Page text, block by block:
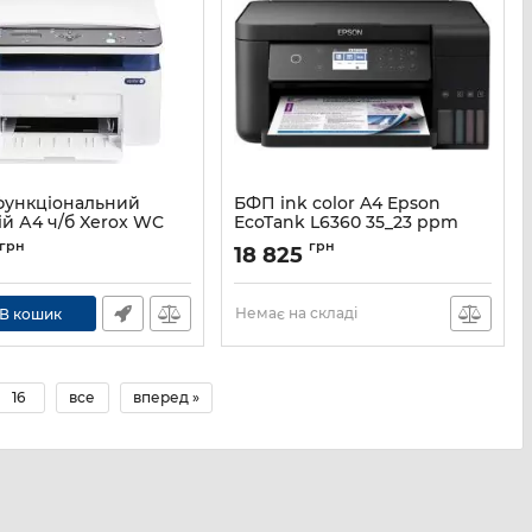
А4 ч/б Xerox WC
Fi)
грн
В кошик
БФП ink color A4 Epson
EcoTank L6360 35_23 ppm
Duplex USB Ethernet Wi-Fi 4
inks Black Pigment
Артикул: C11CL42402
18 825 грн
Немає на складі
16 все вперед »